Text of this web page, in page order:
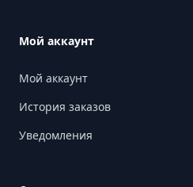
Мой аккаунт
Мой аккаунт
История заказов
Уведомления